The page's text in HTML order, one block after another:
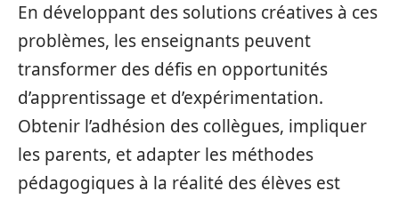
En développant des solutions créatives à ces
problèmes, les enseignants peuvent
transformer des défis en opportunités
d’apprentissage et d’expérimentation.
Obtenir l’adhésion des collègues, impliquer
les parents, et adapter les méthodes
pédagogiques à la réalité des élèves est